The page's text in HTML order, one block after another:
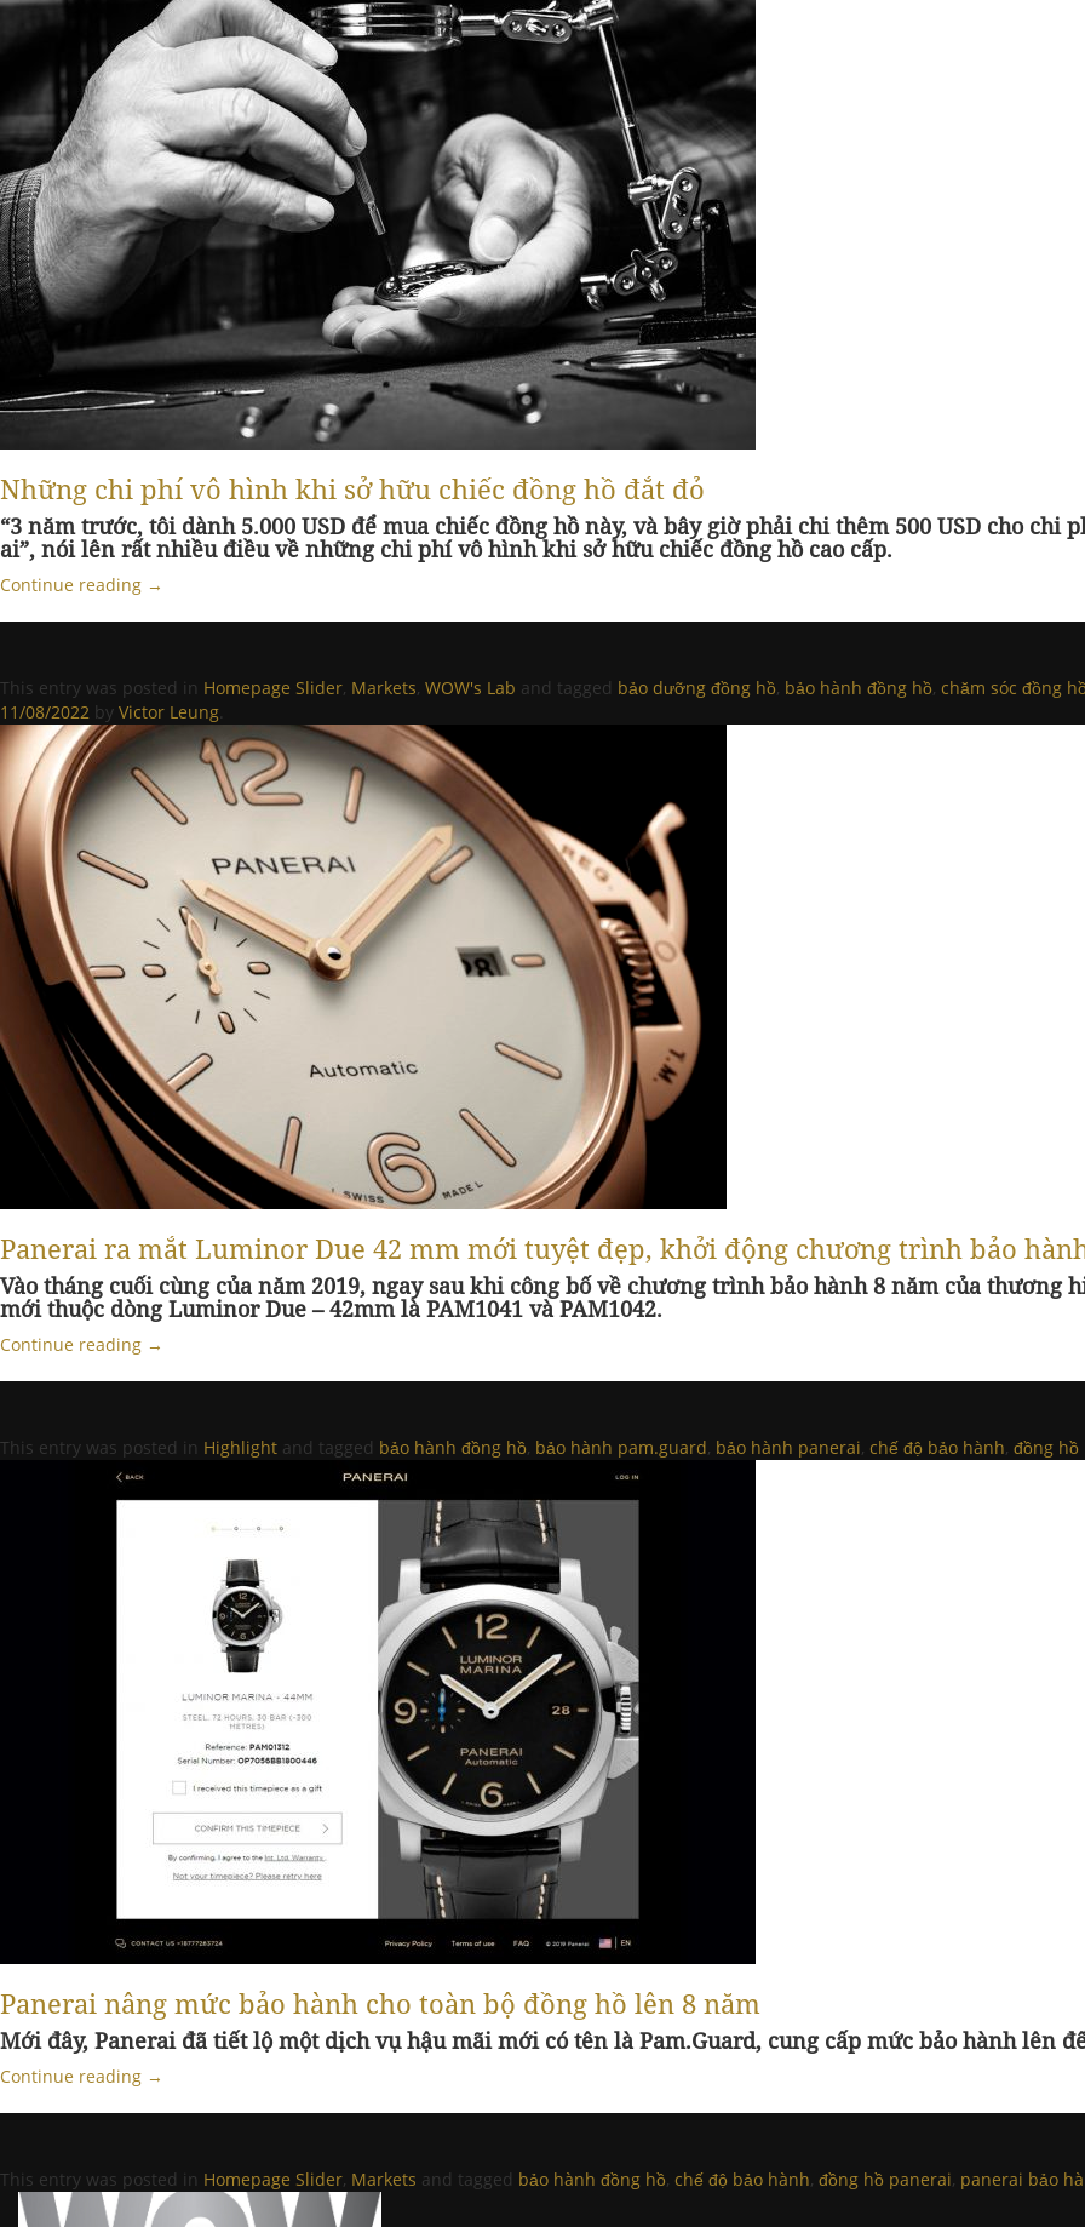
Những chi phí vô hình khi sở hữu chiếc đồng hồ đắt đỏ
“3 năm trước, tôi dành 5.000 USD để mua chiếc đồng hồ này, và bây giờ phải chi thêm 500 USD cho
ai”, nói lên rất nhiều điều về những chi phí vô hình khi sở hữu chiếc đồng hồ cao cấp.
Continue reading →
This entry was posted in Homepage Slider, Markets, WOW's Lab and tagged bảo dưỡng đồng hồ, bảo hành đồng hồ, chăm sóc đồng
11/08/2022 by Victor Leung.
Panerai ra mắt Luminor Due 42 mm mới tuyệt đẹp, khởi động chương trình bảo
Vào tháng cuối cùng của năm 2019, ngay sau khi công bố về chương trình bảo hành 8 năm của thương
mới thuộc dòng Luminor Due – 42mm là PAM1041 và PAM1042.
Continue reading →
This entry was posted in Highlight and tagged bảo hành đồng hồ, bảo hành pam.guard, bảo hành panerai, chế độ bảo hành, đồng hồ
Panerai nâng mức bảo hành cho toàn bộ đồng hồ lên 8 năm
Mới đây, Panerai đã tiết lộ một dịch vụ hậu mãi mới có tên là Pam.Guard, cung cấp mức bảo hành lên
Continue reading →
This entry was posted in Homepage Slider, Markets and tagged bảo hành đồng hồ, chế độ bảo hành, đồng hồ panerai, panerai bảo